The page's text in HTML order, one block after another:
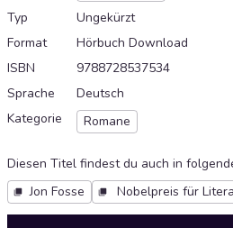
Typ
Ungekürzt
Format
Hörbuch Download
ISBN
9788728537534
Sprache
Deutsch
Kategorie
Romane
Diesen Titel findest du auch in
Jon Fosse
Nobelpreis für